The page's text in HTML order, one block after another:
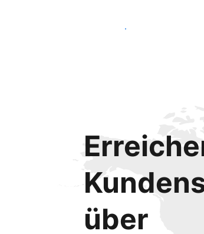
Noch heute loslegen
über